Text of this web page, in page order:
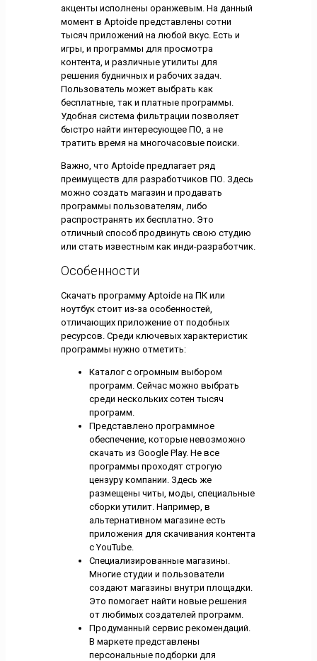
акценты исполнены оранжевым. На данный
момент в Aptoide представлены сотни
тысяч приложений на любой вкус. Есть и
игры, и программы для просмотра
контента, и различные утилиты для
решения будничных и рабочих задач.
Пользователь может выбрать как
бесплатные, так и платные программы.
Удобная система фильтрации позволяет
быстро найти интересующее ПО, а не
тратить время на многочасовые поиски.
Важно, что Aptoide предлагает ряд
преимуществ для разработчиков ПО. Здесь
можно создать магазин и продавать
программы пользователям, либо
распространять их бесплатно. Это
отличный способ продвинуть свою студию
или стать известным как инди-разработчик.
Особенности
Скачать программу Aptoide на ПК или
ноутбук стоит из-за особенностей,
отличающих приложение от подобных
ресурсов. Среди ключевых характеристик
программы нужно отметить:
Каталог с огромным выбором
программ. Сейчас можно выбрать
среди нескольких сотен тысяч
программ.
Представлено программное
обеспечение, которые невозможно
скачать из Google Play. Не все
программы проходят строгую
цензуру компании. Здесь же
размещены читы, моды, специальные
сборки утилит. Например, в
альтернативном магазине есть
приложения для скачивания контента
с YouTube.
Специализированные магазины.
Многие студии и пользователи
создают магазины внутри площадки.
Это помогает найти новые решения
от любимых создателей программ.
Продуманный сервис рекомендаций.
В маркете представлены
персональные подборки для